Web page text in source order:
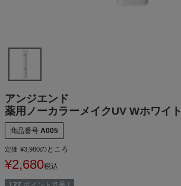
アンジエンド
薬用ノーカラーメイクUV Wホワイト
商品番号 A005
定価 ¥3,980のところ
¥2,680税込